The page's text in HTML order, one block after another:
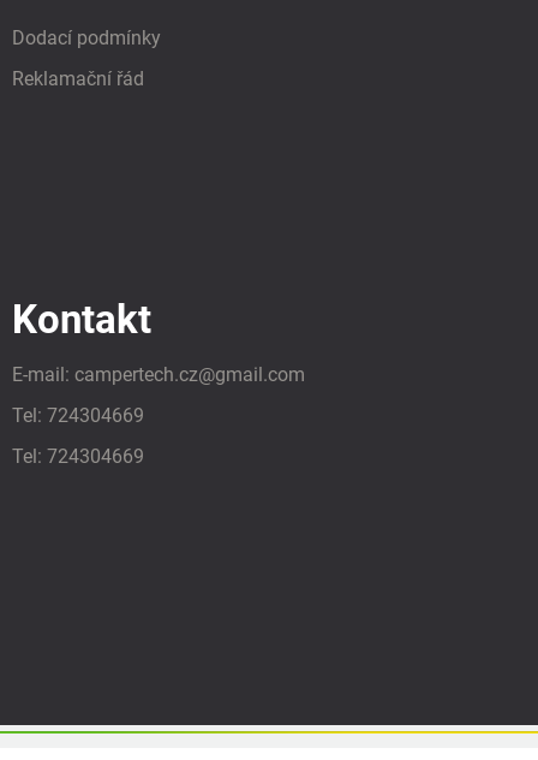
Dodací podmínky
Reklamační řád
Kontakt
E-mail: campertech.cz@gmail.com
Tel: 724304669
Tel: 724304669